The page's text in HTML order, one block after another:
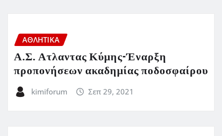
ΑΘΛΗΤΙΚΑ
Α.Σ. Ατλαντας Κύμης-Έναρξη
προπονήσεων ακαδημίας ποδοσφαίρου
kimiforum Σεπ 29, 2021